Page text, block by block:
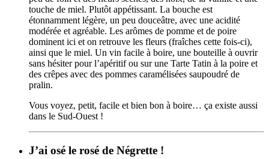
touche de miel. Plutôt appétissant. La bouche est
étonnamment légère, un peu douceâtre, avec une acidité
modérée et agréable. Les arômes de pomme et de poire
dominent ici et on retrouve les fleurs (fraîches cette fois-ci),
ainsi que le miel. Un vin facile à boire, une bouteille à ouvrir
sans hésiter pour l’apéritif ou sur une Tarte Tatin à la poire et
des crêpes avec des pommes caramélisées saupoudré de
pralin.
Vous voyez, petit, facile et bien bon à boire… ça existe aussi
dans le Sud-Ouest !
J’ai osé le rosé de Négrette !